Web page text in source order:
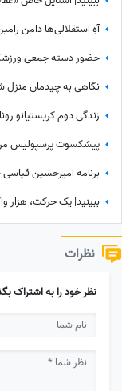
آهِ استقلالی‌ها دامن
نظرات
نظر خود را به اشتراک